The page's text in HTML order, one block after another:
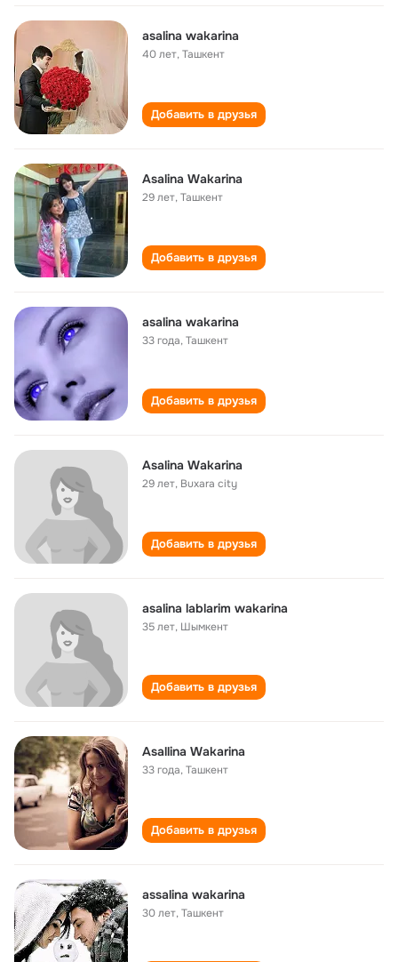
asalina wakarina
40 лет,Ташкент
Добавить в друзья
Asalina Wakarina
29 лет,Ташкент
Добавить в друзья
asalina wakarina
33 года,Ташкент
Добавить в друзья
Asalina Wakarina
29 лет, Buxara city
Добавить в друзья
asalina lablarim wakarina
35 лет, Шымкент
Добавить в друзья
Asallina Wakarina
33 года,Ташкент
Добавить в друзья
assalina wakarina
30 лет,Ташкент